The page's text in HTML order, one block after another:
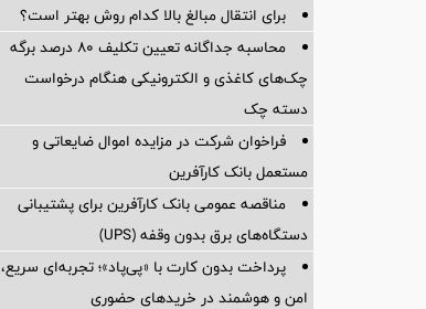
برای انتقال مبالغ بالا کدام روش بهتر است؟
محاسبه جداگانه تعیین تکلیف 80 درصد برگه
چک‌های کاغذی و الکترونیکی هنگام درخواست
دسته چک
فراخوان شرکت در مزایده اموال ضایعاتی و
مستعمل بانک کارآفرین
مناقصه عمومی بانک کارآفرین برای پشتیبانی
دستگاه‌های برق بدون وقفه (UPS)
پرداخت بدون کارت با «پی‌پاد»؛ تجربه‌ای سریع،
امن و هوشمند در خریدهای حضوری